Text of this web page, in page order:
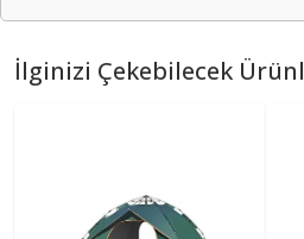
İlginizi Çekebilecek